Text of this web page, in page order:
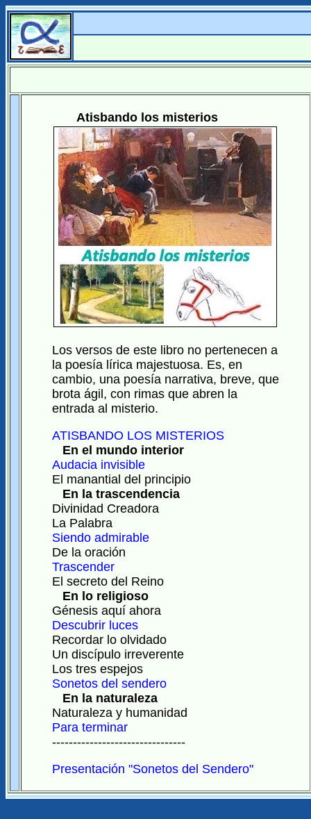
Atisbando los misterios
Los versos de este libro no pertenecen a
la poesía lírica majestuosa. Es, en
cambio, una poesía narrativa, breve, que
brota ágil, con rimas que abren la
entrada al misterio.
ATISBANDO LOS MISTERIOS
En el mundo interior
Audacia invisible
El manantial del principio
En la trascendencia
Divinidad Creadora
La Palabra
Siendo admirable
De la oración
Trascender
El secreto del Reino
En lo religioso
Génesis aquí ahora
Descubrir luces
Recordar lo olvidado
Un discípulo irreverente
Los tres espejos
Sonetos del sendero
En la naturaleza
Naturaleza y humanidad
Para terminar
--------------------------------
Presentación "Sonetos del Sendero"